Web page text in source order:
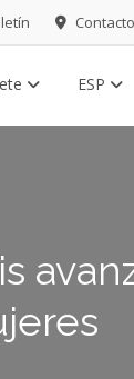
Contacto
ESP